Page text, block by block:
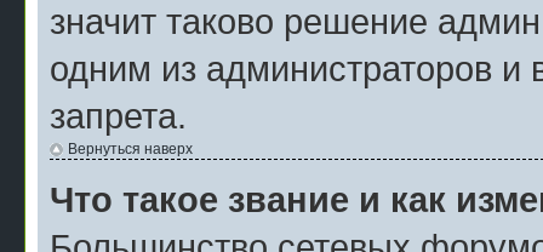
значит таково решение
одним из администраторов и
запрета.
Вернуться наверх
Что такое звание и как